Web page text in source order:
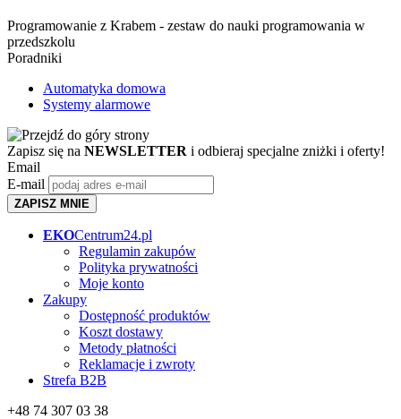
Programowanie z Krabem - zestaw do nauki programowania w
przedszkolu
Poradniki
Automatyka domowa
Systemy alarmowe
Zapisz się na NEWSLETTER i odbieraj specjalne zniżki i oferty!
Email
E-mail
ZAPISZ MNIE
EKOCentrum24.pl
Regulamin zakupów
Polityka prywatności
Moje konto
Zakupy
Dostępność produktów
Koszt dostawy
Metody płatności
Reklamacje i zwroty
Strefa B2B
+48 74 307 03 38